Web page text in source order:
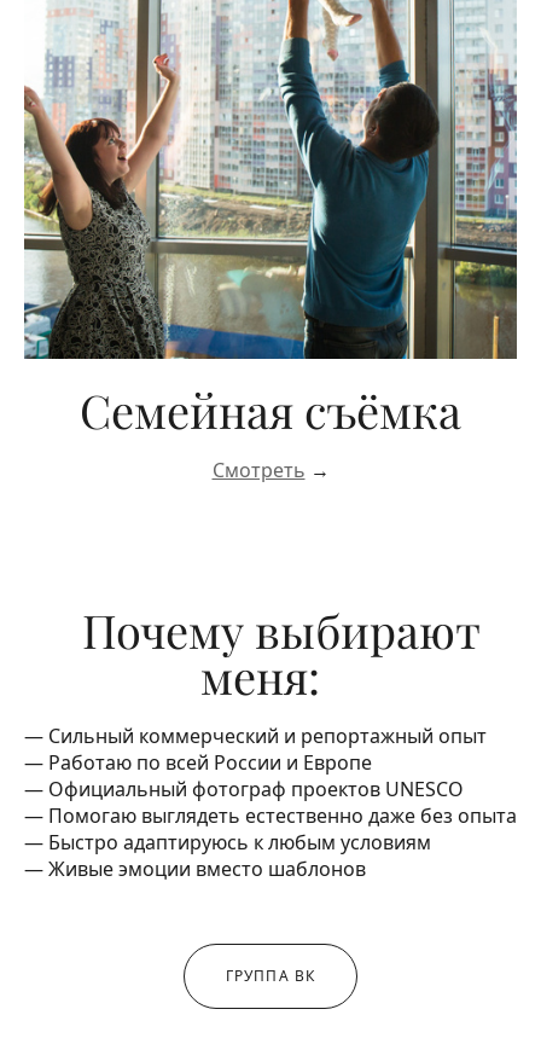
Семейная съёмка
Смотреть →
Почему выбирают
меня:
— Сильный коммерческий и репортажный опыт
— Работаю по всей России и Европе
— Официальный фотограф проектов UNESCO
— Помогаю выглядеть естественно даже без опыта
— Быстро адаптируюсь к любым условиям
— Живые эмоции вместо шаблонов
ГРУППА ВК